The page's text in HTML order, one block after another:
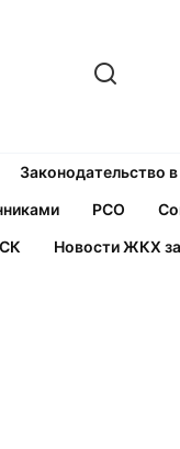
Законодательство
РСО
Новости ЖКХ